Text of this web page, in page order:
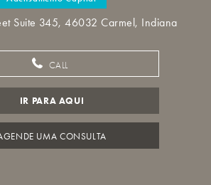
Suite 345, 46032 Carmel, Indiana
CALL
IR PARA AQUI
UMA CONSULTA